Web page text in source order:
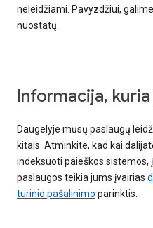
neleidžiami. Pavyzdžiui,
nuostatų.
Informacija,
Daugelyje mūsų paslaugų
kitais. Atminkite, kad kai
indeksuoti paieškos sistemos,
paslaugos teikia jums įvairias
turinio pašalinimo parinktis.